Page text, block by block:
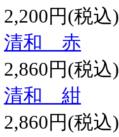
2,200円(税込)
清和 赤
2,860円(税込)
清和 紺
2,860円(税込)